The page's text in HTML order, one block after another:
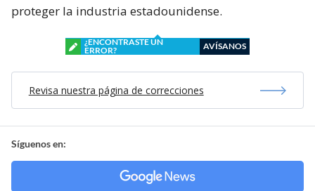
proteger la industria estadounidense.
¿ENCONTRASTE UN
ERROR?
AVÍSANOS
Revisa nuestra página de correcciones
Síguenos en: